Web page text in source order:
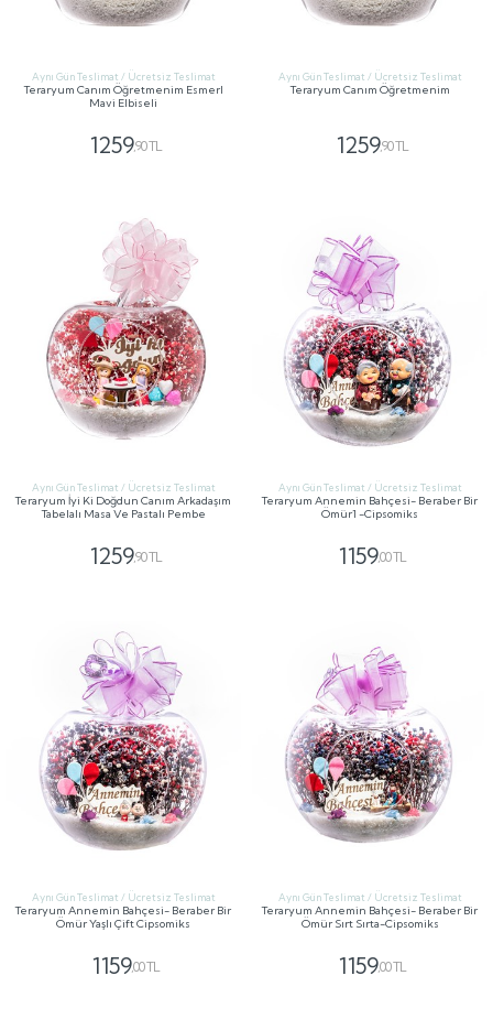
Aynı Gün Teslimat / Ücretsiz Teslimat
Teraryum Canım Öğretmenim Esmerl
Mavi Elbiseli
1259,90 TL
Aynı Gün Teslimat / Ücretsiz Teslimat
Teraryum Canım Öğretmenim
1259,90 TL
Aynı Gün Teslimat / Ücretsiz Teslimat
Teraryum İyi Ki Doğdun Canım Arkadaşım
Tabelalı Masa Ve Pastalı Pembe
1259,90 TL
Aynı Gün Teslimat / Ücretsiz Teslimat
Teraryum Annemin Bahçesi- Beraber Bir
Ömür1 -Cipsomiks
1159,00 TL
Aynı Gün Teslimat / Ücretsiz Teslimat
Teraryum Annemin Bahçesi- Beraber Bir
Ömür Yaşlı Çift Cipsomiks
1159,00 TL
Aynı Gün Teslimat / Ücretsiz Teslimat
Teraryum Annemin Bahçesi- Beraber Bir
Ömür Sırt Sırta-Cipsomiks
1159,00 TL